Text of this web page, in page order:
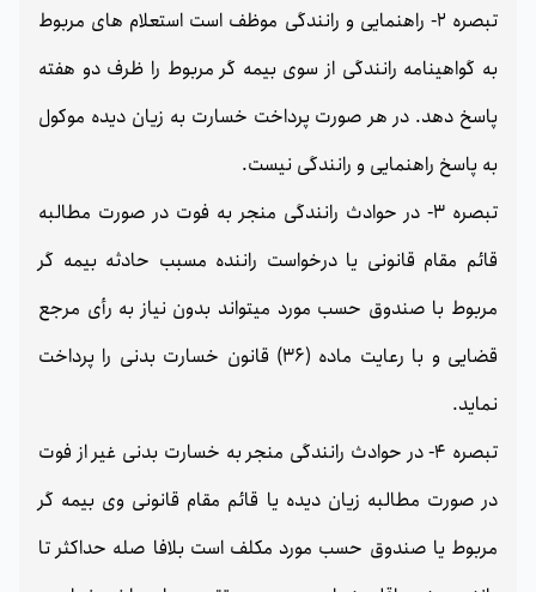
تبصره 2- راهنمایی و رانندگی موظف است استعلام های مربوط
به گواهینامه رانندگی از سوی بیمه گر مربوط را ظرف دو هفته
پاسخ دهد. در هر صورت پرداخت خسارت به زیان دیده موکول
به پاسخ راهنمایی و رانندگی نیست.
تبصره 3- در حوادث رانندگی منجر به فوت در صورت مطالبه
قائم مقام قانونی یا درخواست راننده مسبب حادثه بیمه گر
مربوط با صندوق حسب مورد میتواند بدون نیاز به رأی مرجع
قضایی و با رعایت ماده (36) قانون خسارت بدنی را پرداخت
نماید.
تبصره 4- در حوادث رانندگی منجر به خسارت بدنی غیر از فوت
در صورت مطالبه زیان دیده یا قائم مقام قانونی وی بیمه گر
مربوط یا صندوق حسب مورد مکلف است بلافا صله حداکثر تا